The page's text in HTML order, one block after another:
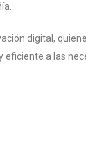
digital,
a las